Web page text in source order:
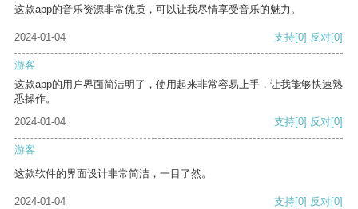
这款app的音乐资源非常优质，可以让我尽情享受音乐的魅力。
2024-01-04 支持[0] 反对[0]
游客
这款app的用户界面简洁明了，使用起来非常容易上手，让我能够快速熟
悉操作。
2024-01-04
支持[0] 反对[0]
游客
这款软件的界面设计非常简洁，一目了然。
2024-01-04 支持[0] 反对[0]